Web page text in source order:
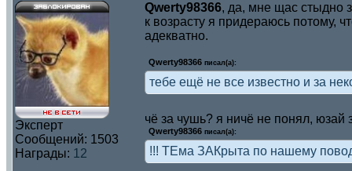
Эксперт
Сообщений: 1503
Награды: 12
Qwerty98366, да, мне щас стыдно
к возрасту я придераюсь потому,
адекватно.
Qwerty98366 писал(а):
тебе ещё не все известно и за
чё за чушь? я ничё не понял, юзай
Qwerty98366 писал(а):
!!! ТЕма ЗАКрыта по нашему